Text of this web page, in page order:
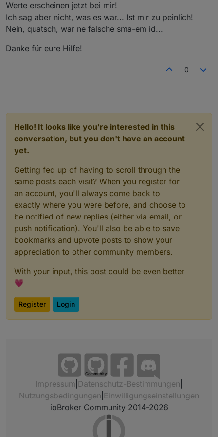
Werte erscheinen jetzt bei mir!
Ich sag aber nicht, was es war... Ist mir zu peinlich!
Nein, quatsch, war ne falsche sma-em id...
Danke für eure Hilfe!
0
Hello! It looks like you're interested in this
conversation, but you don't have an account
yet.
Getting fed up of having to scroll through the
same posts each visit? When you register for
an account, you'll always come back to
exactly where you were before, and choose to
be notified of new replies (either via email, or
push notification). You'll also be able to save
bookmarks and upvote posts to show your
appreciation to other community members.
With your input, this post could be even better
💗
Register Login
Community
Impressum Datenschutz-Bestimmungen
Nutzungsbedingungen Einwilligungseinstellungen
ioBroker Community 2014-2026